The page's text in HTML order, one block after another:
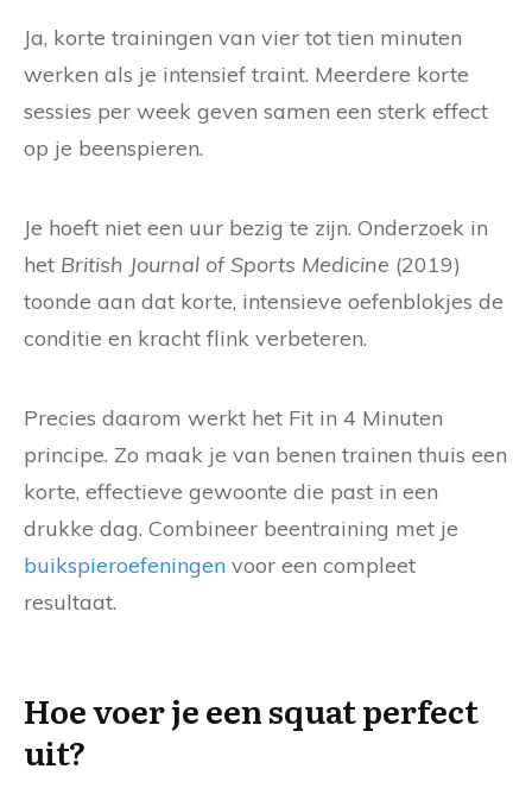
Ja, korte trainingen van vier tot tien minuten
werken als je intensief traint. Meerdere korte
sessies per week geven samen een sterk effect
op je beenspieren.
Je hoeft niet een uur bezig te zijn. Onderzoek in
het British Journal of Sports Medicine (2019)
toonde aan dat korte, intensieve oefenblokjes de
conditie en kracht flink verbeteren.
Precies daarom werkt het Fit in 4 Minuten
principe. Zo maak je van benen trainen thuis een
korte, effectieve gewoonte die past in een
drukke dag. Combineer beentraining met je
buikspieroefeningen voor een compleet
resultaat.
Hoe voer je een squat perfect
uit?